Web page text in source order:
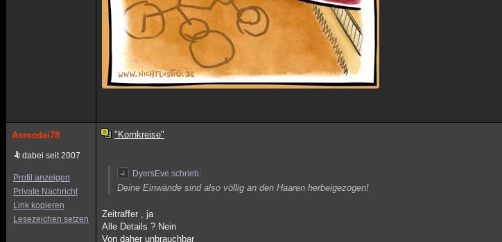
Asmodai78
dabei seit 2007
Profil anzeigen
Private Nachricht
Link kopieren
Lesezeichen setzen
"Kornkreise"
DyersEve schrieb:
Deine Einwände sind also völlig an den Haaren herbeigezogen!
Zeitraffer , ja
Alle Details ? Nein
Von daher unbrauchbar